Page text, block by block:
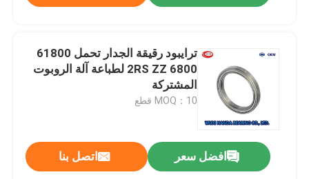
ترايبود رقيقة الجدار تحمل 61800
6800 2RS ZZ لطباعة آلة الروبوت
المشتركة
MOQ：10 قطع
افضل سعر اتصل بنا